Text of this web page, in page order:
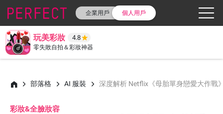
企業用戶 個人用戶
玩美彩妝 4.8
零失敗自拍＆彩妝神器
部落格 AI 服裝 深度解析 Netflix《母胎單身戀愛大作戰
彩妝&全臉妝容